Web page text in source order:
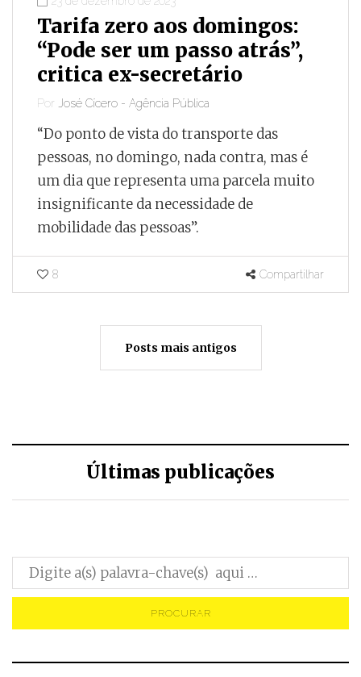
Tarifa zero aos domingos:
“Pode ser um passo atrás”,
critica ex-secretário
Por José Cícero - Agência Pública
“Do ponto de vista do transporte das
pessoas, no domingo, nada contra, mas é
um dia que representa uma parcela muito
insignificante da necessidade de
mobilidade das pessoas”.
8 Compartilhar
Posts mais antigos
Últimas publicações